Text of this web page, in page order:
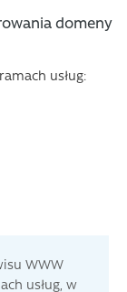
domeny
usług:
WWW
usług, w